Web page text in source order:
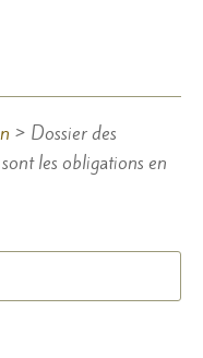
> Dossier des
les obligations en